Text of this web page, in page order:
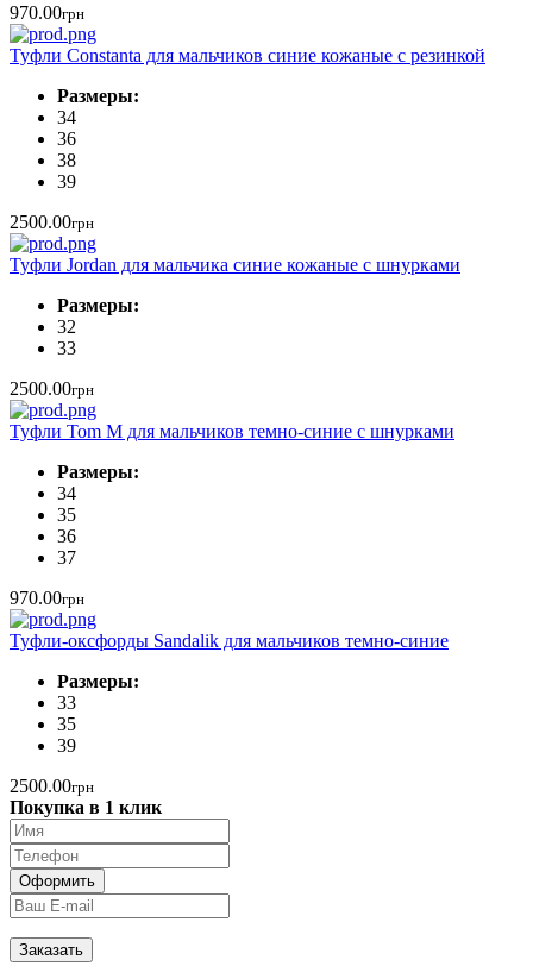
970.00грн
Туфли Constanta для мальчиков синие кожаные с резинкой
Размеры:
34
36
38
39
2500.00грн
Туфли Jordan для мальчика синие кожаные с шнурками
Размеры:
32
33
2500.00грн
Туфли Tom M для мальчиков темно-синие с шнурками
Размеры:
34
35
36
37
970.00грн
Туфли-оксфорды Sandalik для мальчиков темно-синие
Размеры:
33
35
39
2500.00грн
Покупка в 1 клик